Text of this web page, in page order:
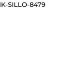
IK-SILLO-8479